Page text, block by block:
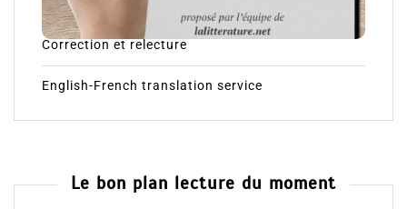
Correction et relecture
English-French translation service
Le bon plan lecture du moment